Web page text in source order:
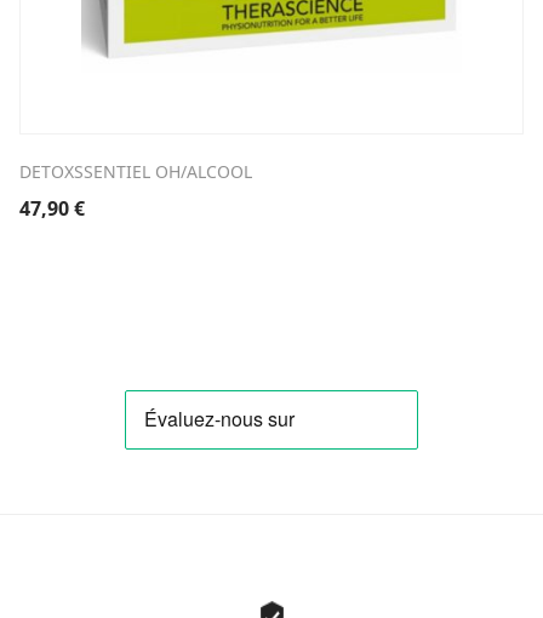
DETOXSSENTIEL OH/ALCOOL
47,90€